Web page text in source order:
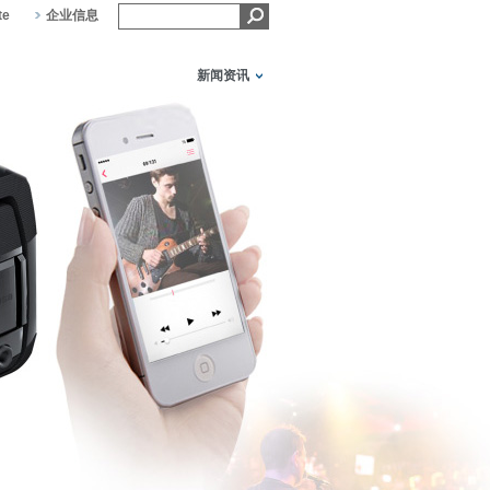
企业信息
新闻资讯